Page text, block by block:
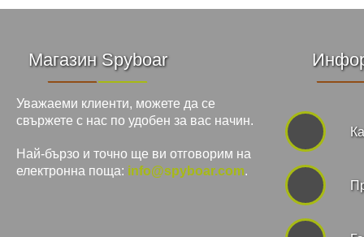
Магазин Spyboar
Уважаеми клиенти, можете да се
свържете с нас по удобен за вас начин.
Най-бързо и точно ще ви отговорим на
електронна поща: info@spyboar.com.